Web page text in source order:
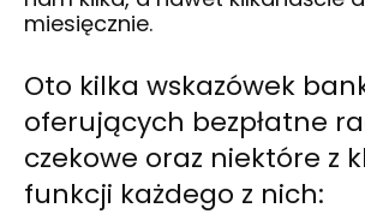
miesięcznie.
Oto kilka wskazówek
oferujących bezpłatne
czekowe oraz niektóre z
funkcji każdego z nich: